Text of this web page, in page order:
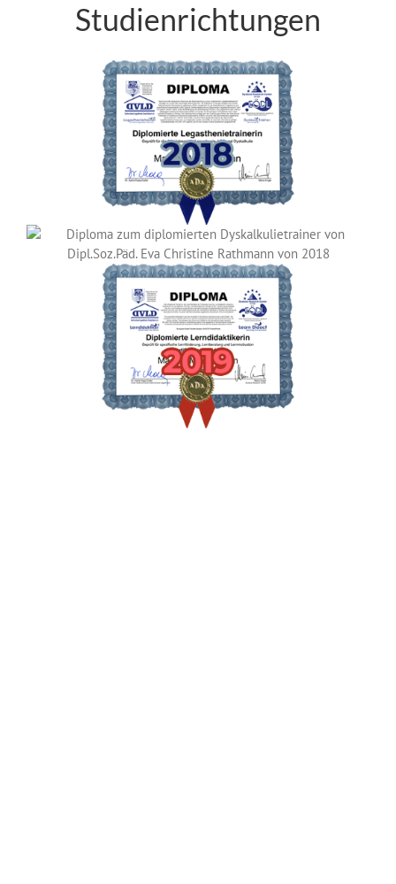
Studienrichtungen